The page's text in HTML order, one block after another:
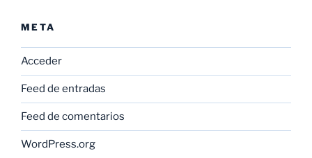
META
Acceder
Feed de entradas
Feed de comentarios
WordPress.org